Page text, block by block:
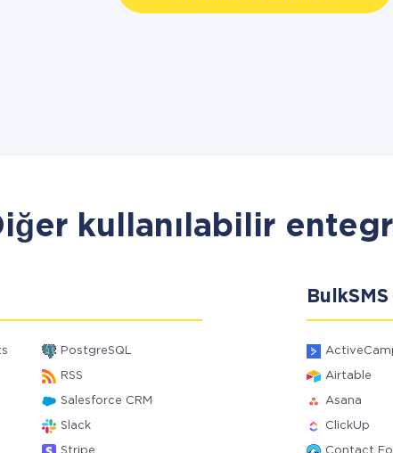
kullanılabilir
PostgreSQL
RSS
Salesforce CRM
Slack
Stripe
BulkSMS
Airtable
Asana
ClickUp
Contact